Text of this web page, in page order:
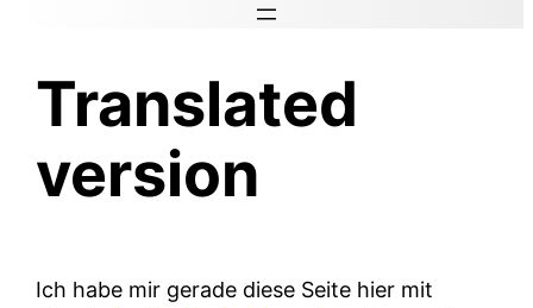
Translated
version
Ich habe mir gerade diese Seite hier mit